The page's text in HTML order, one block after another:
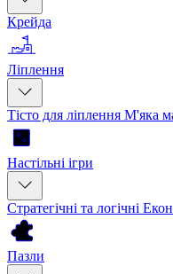
Крейда
Ліплення
Тісто для ліплення М'яка
Настільні ігри
Стратегічні та логічні
Пазли